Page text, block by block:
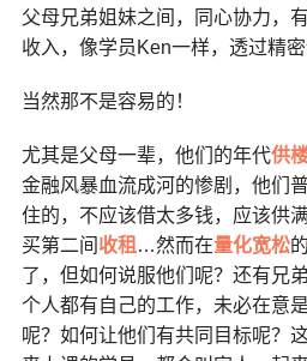
父母兄弟姐妹之间，同心协力，
收入，像学员Ken一样，透过精密
当然那不是容易的！
尤其是父母一辈，他们的年代供
金融风暴血流成河的惨剧，他们
住的，不应该借太多钱，应该供
买第二间 收租 …然而在量化宽松的
了，但如何说服他们呢？还有兄
个人都有自己的工作，未必在意
呢？如何让他们有共同目标呢？